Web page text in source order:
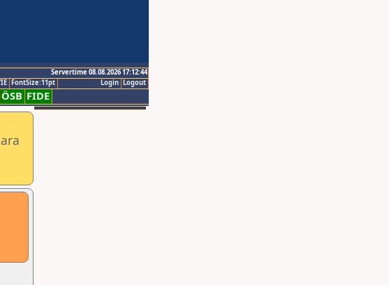
Servertime 08.08.2026 17:12:44
Logout
Login
FontSize:11pt
ÖSB FIDE